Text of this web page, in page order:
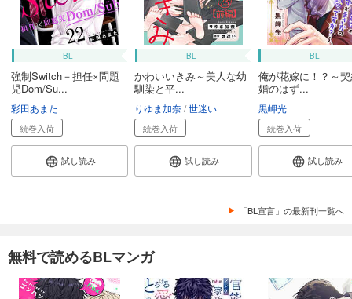
BL
強制Switch－担任×問題
児Dom/Su...
彩田あまた
続巻入荷
試し読み
BL
かわいいきみ～美人な幼
馴染と平...
りゆま加奈 世迷い
続巻入荷
試し読み
BL
俺が花嫁に！？～
婚のはず...
黒岬光
続巻入荷
試し読み
「BL宣言」の最新刊一覧へ
無料で読めるBLマンガ